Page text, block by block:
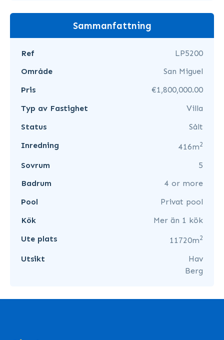
Sammanfattning
Ref
LP5200
Område
San Miguel
Pris
€1,800,000.00
Typ av Fastighet
Villa
Status
Sålt
Inredning
416m2
Sovrum
5
Badrum
4 or more
Pool
Privat pool
Kök
Mer än 1 kök
Ute plats
11720m2
Utsikt
Hav
Berg